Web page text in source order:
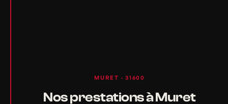
MURET · 31600
Nos prestations à Muret